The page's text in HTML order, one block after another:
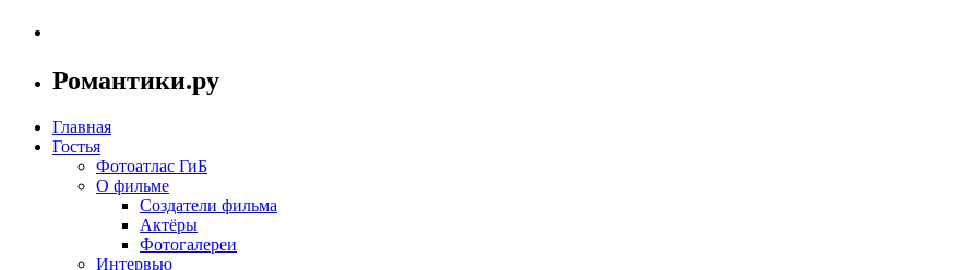
Романтики.ру
Главная
Гостья
Фотоатлас ГиБ
О фильме
Создатели фильма
Актёры
Фотогалереи
Интервью